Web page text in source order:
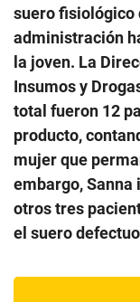
suero fisiológico
administración
la joven. La
Insumos y
total fueron 12
producto,
mujer que
embargo, Sanna
otros tres
el suero